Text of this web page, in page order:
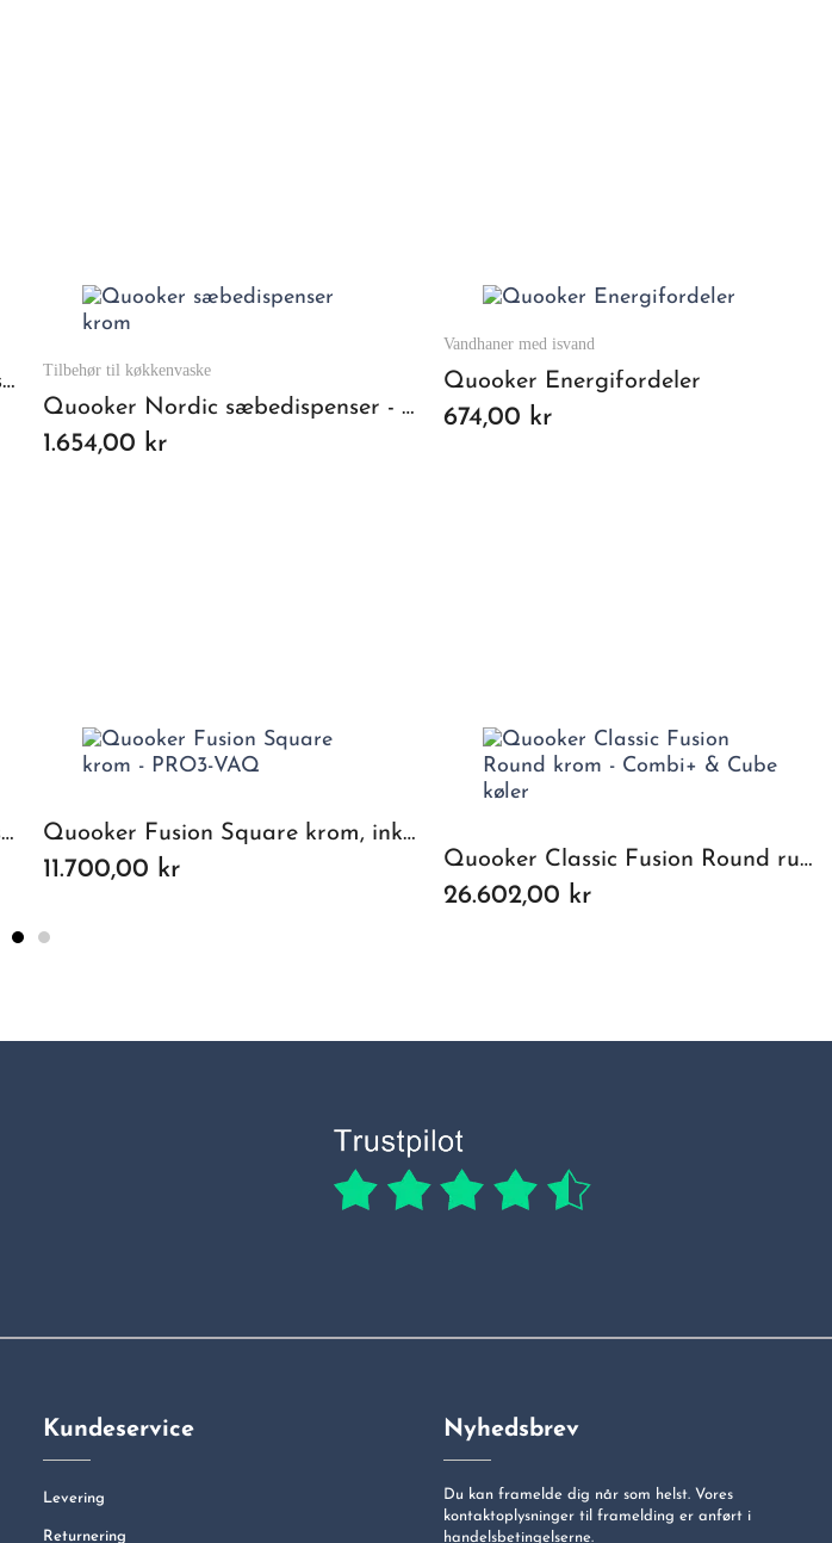
Quooker Nordic Roset til sæbedispenser - Krom Tilbehør til køkkenvaske
Quooker Nordic sæbedispenser - krom
1.654,00 kr
Vandhaner med isvand
Quooker Energifordeler
674,00 kr
Quooker Fusion Square Rustfrit stål, inkl. Pro3 beholder Quooker Fusion Square krom, inkl. Pro3 beholder
11.700,00 kr Quooker Classic Fusion Round rustfrit stål, inkl Combi+ beholder & Cube køler
26.602,00 kr
Kundeservice
Levering
Returnering
Nyhedsbrev
Du kan framelde dig når som helst. Vores
kontaktoplysninger til framelding er anført i
handelsbetingelserne.